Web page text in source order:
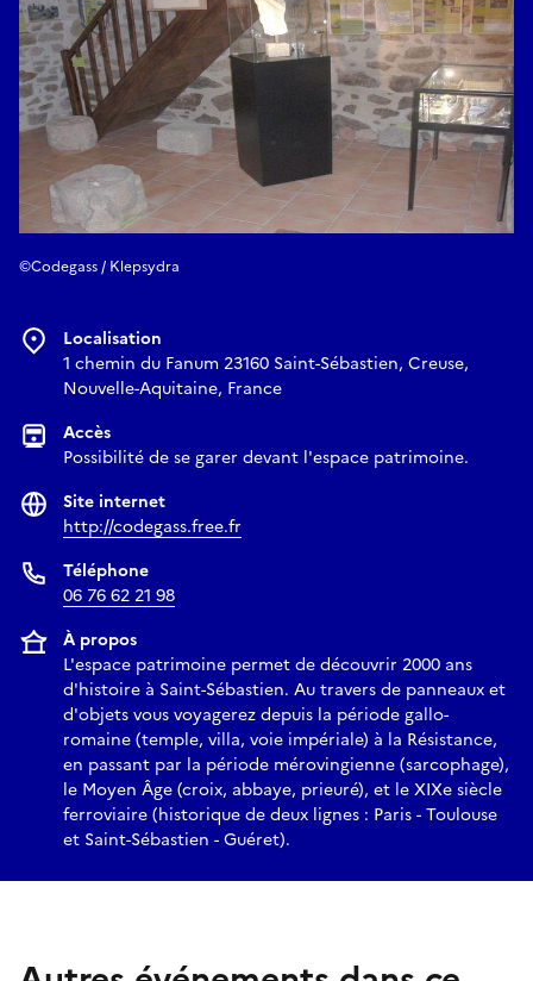
©Codegass / Klepsydra
Localisation
1 chemin du Fanum 23160 Saint-Sébastien, Creuse,
Nouvelle-Aquitaine, France
Accès
Possibilité de se garer devant l'espace patrimoine.
Site internet
http://codegass.free.fr
Téléphone
06 76 62 21 98
À propos
L'espace patrimoine permet de découvrir 2000 ans
d'histoire à Saint-Sébastien. Au travers de panneaux et
d'objets vous voyagerez depuis la période gallo-
romaine (temple, villa, voie impériale) à la Résistance,
en passant par la période mérovingienne (sarcophage),
le Moyen Âge (croix, abbaye, prieuré), et le XIXe siècle
ferroviaire (historique de deux lignes : Paris - Toulouse
et Saint-Sébastien - Guéret).